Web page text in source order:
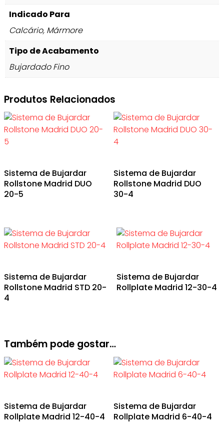
Indicado Para
Calcário, Mármore
Tipo de Acabamento
Bujardado Fino
Produtos Relacionados
Sistema de Bujardar
Rollstone Madrid DUO
20-5
Sistema de Bujardar
Rollstone Madrid DUO
30-4
Sistema de Bujardar
Rollstone Madrid STD 20-
4
Sistema de Bujardar
Rollplate Madrid 12-30-4
Também pode gostar…
Sistema de Bujardar
Rollplate Madrid 12-40-4
Sistema de Bujardar
Rollplate Madrid 6-40-4